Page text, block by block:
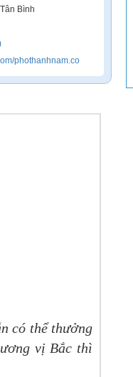
Bình
phothanhnam.co
có thể thưởng
vị Bắc thì